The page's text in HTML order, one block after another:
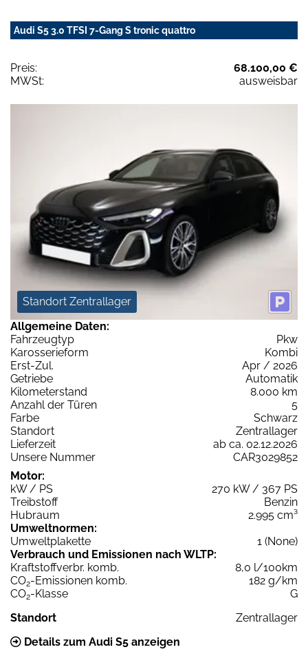
Audi S5 3.0 TFSI 7-Gang S tronic quattro
Preis:
68.100,00 €
MWSt:
ausweisbar
Standort Zentrallager
Allgemeine Daten:
Fahrzeugtyp
Pkw
Karosserieform
Kombi
Erst-Zul.
Apr / 2026
Getriebe
Automatik
Kilometerstand
8.000 km
Anzahl der Türen
5
Farbe
Schwarz
Standort
Zentrallager
Lieferzeit
ab ca. 02.12.2026
Unsere Nummer
CAR3029852
Motor:
kW / PS
270 kW / 367 PS
Treibstoff
Benzin
Hubraum
2.995 cm³
Umweltnormen:
Umweltplakette
1 (None)
Verbrauch und Emissionen nach WLTP:
Kraftstoffverbr. komb.
8,0 l/100km
CO2-Emissionen komb.
182 g/km
CO2-Klasse
G
Standort
Zentrallager
Details zum Audi S5 anzeigen